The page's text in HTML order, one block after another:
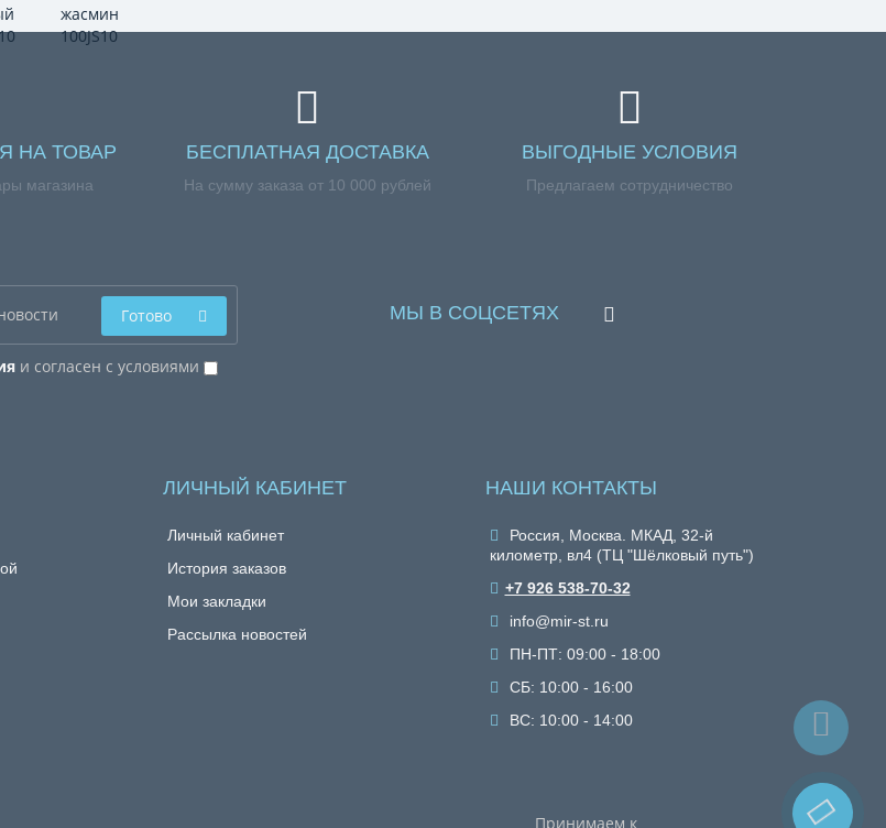
НА ТОВАР
магазина
БЕСПЛАТНАЯ ДОСТАВКА
На сумму заказа от 10 000 рублей
ВЫГОДНЫЕ УСЛОВИЯ
Предлагаем сотрудничество
и согласен с условиями
Готово МЫ В СОЦСЕТЯХ
ЛИЧНЫЙ КАБИНЕТ
Личный кабинет
История заказов
Мои закладки
Рассылка новостей
НАШИ КОНТАКТЫ
Россия, Москва. МКАД, 32-й
километр, вл4 (ТЦ "Шёлковый путь")
+7 926 538-70-32
info@mir-st.ru
ПН-ПТ: 09:00 - 18:00
СБ: 10:00 - 16:00
ВС: 10:00 - 14:00
Принимаем к